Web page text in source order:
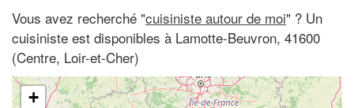
Vous avez recherché "cuisiniste autour de moi" ? Un
cuisiniste est disponibles à Lamotte-Beuvron, 41600
(Centre, Loir-et-Cher)
+